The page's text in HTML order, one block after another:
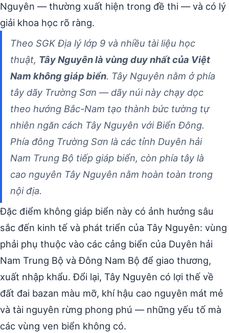
Nguyên — thường xuất hiện trong đề thi — và có lý
giải khoa học rõ ràng.
Theo SGK Địa lý lớp 9 và nhiều tài liệu học
thuật, Tây Nguyên là vùng duy nhất của Việt
Nam không giáp biển. Tây Nguyên nằm ở phía
tây dãy Trường Sơn — dãy núi này chạy dọc
theo hướng Bắc-Nam tạo thành bức tường tự
nhiên ngăn cách Tây Nguyên với Biển Đông.
Phía đông Trường Sơn là các tỉnh Duyên hải
Nam Trung Bộ tiếp giáp biển, còn phía tây là
cao nguyên Tây Nguyên nằm hoàn toàn trong
nội địa.
Đặc điểm không giáp biển này có ảnh hưởng sâu
sắc đến kinh tế và phát triển của Tây Nguyên: vùng
phải phụ thuộc vào các cảng biển của Duyên hải
Nam Trung Bộ và Đông Nam Bộ để giao thương,
xuất nhập khẩu. Đổi lại, Tây Nguyên có lợi thế về
đất đai bazan màu mỡ, khí hậu cao nguyên mát mẻ
và tài nguyên rừng phong phú — những yếu tố mà
các vùng ven biển không có.